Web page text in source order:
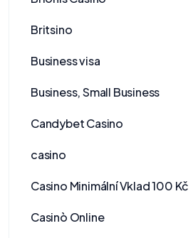
Britsino
Business visa
Business, Small Business
Candybet Casino
casino
Casino Minimální Vklad 100 Kč
Casinò Online